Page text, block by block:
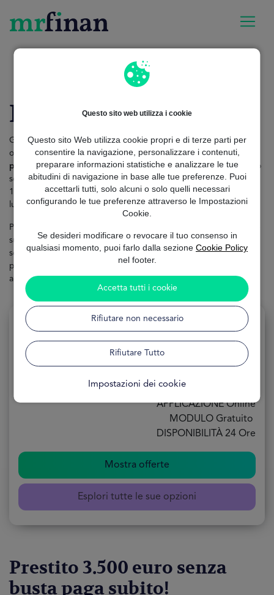
Questo sito web utilizza i cookie
Questo sito Web utilizza cookie propri e di terze parti per
consentire la navigazione, personalizzare i contenuti,
preparare informazioni statistiche e analizzare le tue
abitudini di navigazione in base alle tue preferenze. Puoi
accettarli tutti, solo alcuni o solo quelli necessari
configurando le tue preferenze attraverso le Impostazioni
Cookie.
Se desideri modificare o revocare il tuo consenso in
qualsiasi momento, puoi farlo dalla sezione Cookie Policy
nel footer.
Accetta tutti i cookie
Rifiutare non necessario
Rifiutare Tutto
Impostazioni dei cookie
importi-prestiti
Prestito 3500 Euro
Grazie all'ampia varietà di prodotti finanziari offerti dal servizio
online potrete trovare il vostroprestito totalmente
personalizzato e adattato al vostro profilo economicoin modo
semplice e veloce. Inoltre, il processo di richiesta è gratuito al
100%, sicuro e semplice e può essere effettuato da qualsiasi
luogo.
Per richiedere il vostro
sufficiente accedere al nostro sito ufficiale e compilare un
semplice modulo con alcuni dati personali di base che ci
permetteranno di offrirvi un servizio e di proporvi l'opzione più
adatta alle vostre esigenze.
APPLICAZIONE Online
MODULO Gratuito
DISPONIBILITÀ 24 Ore
Mostra offerte
Esplori tutte le sue opzioni
Prestito 3.500 euro senza
busta paga subito!